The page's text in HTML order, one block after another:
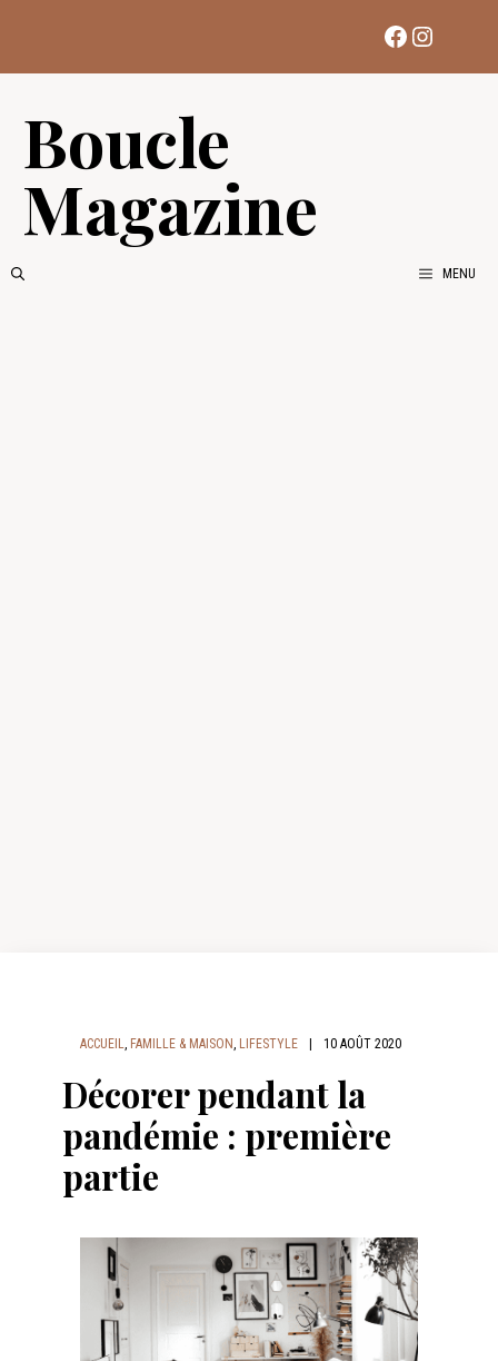
contenu
Facebook
Boucle
Magazine
MENU
ACCUEIL, FAMILLE & MAISON, LIFESTYLE 10 AOÛT 2020
Décorer pendant la
pandémie : première
partie